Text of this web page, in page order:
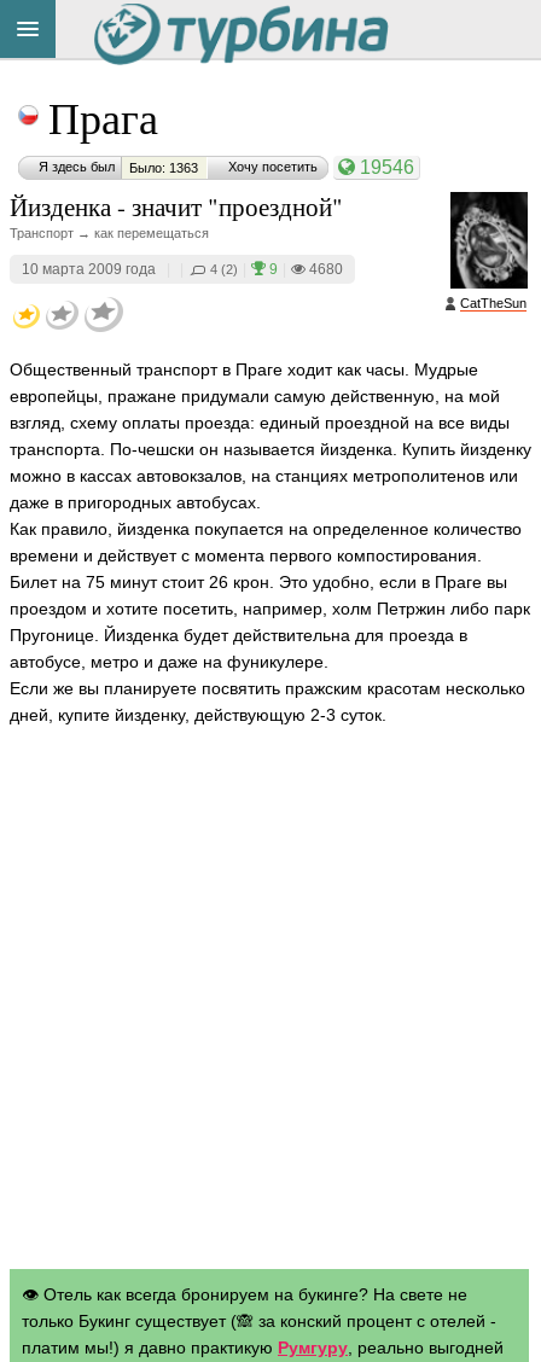
Прага
Я здесь был Было: 1363 Хочу посетить 19546
CatTheSun
Йизденка - значит "проездной"
Транспорт → как перемещаться
10 марта 2009 года 4 (2) 9 4680
Общественный транспорт в Праге ходит как часы. Мудрые
европейцы, пражане придумали самую действенную, на мой
взгляд, схему оплаты проезда: единый проездной на все виды
транспорта. По-чешски он называется йизденка. Купить йизденку
можно в кассах автовокзалов, на станциях метрополитенов или
даже в пригородных автобусах.
Как правило, йизденка покупается на определенное количество
времени и действует с момента первого компостирования.
Билет на 75 минут стоит 26 крон. Это удобно, если в Праге вы
проездом и хотите посетить, например, холм Петржин либо парк
Пругонице. Йизденка будет действительна для проезда в
автобусе, метро и даже на фуникулере.
Если же вы планируете посвятить пражским красотам несколько
дней, купите йизденку, действующую 2-3 суток.
👁 Отель как всегда бронируем на букинге? На свете не
только Букинг существует (🙈 за конский процент с отелей -
платим мы!) я давно практикую Румгуру , реально выгодней
на
сайте: